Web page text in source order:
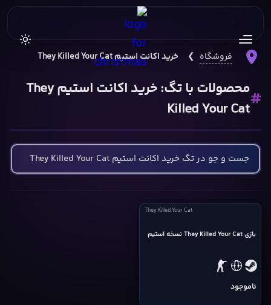
فروشگاه ❯ خرید اکانت استیم They Killed Your Cat
محصولات با تگ: خرید اکانت استیم They
Killed Your Cat
They
Your
cover
They Killed Your Cat
بازی They Killed Your Cat نسخه استیم
ناموجود